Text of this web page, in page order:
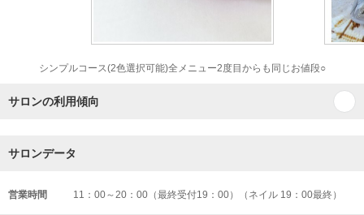
シンプルコース(2色選択可能)全メニュー2度目からも同じお値段○
サロンの利用傾向
サロンデータ
営業時間 11：00～20：00（最終受付19：00）（ネイル 19：00最終）